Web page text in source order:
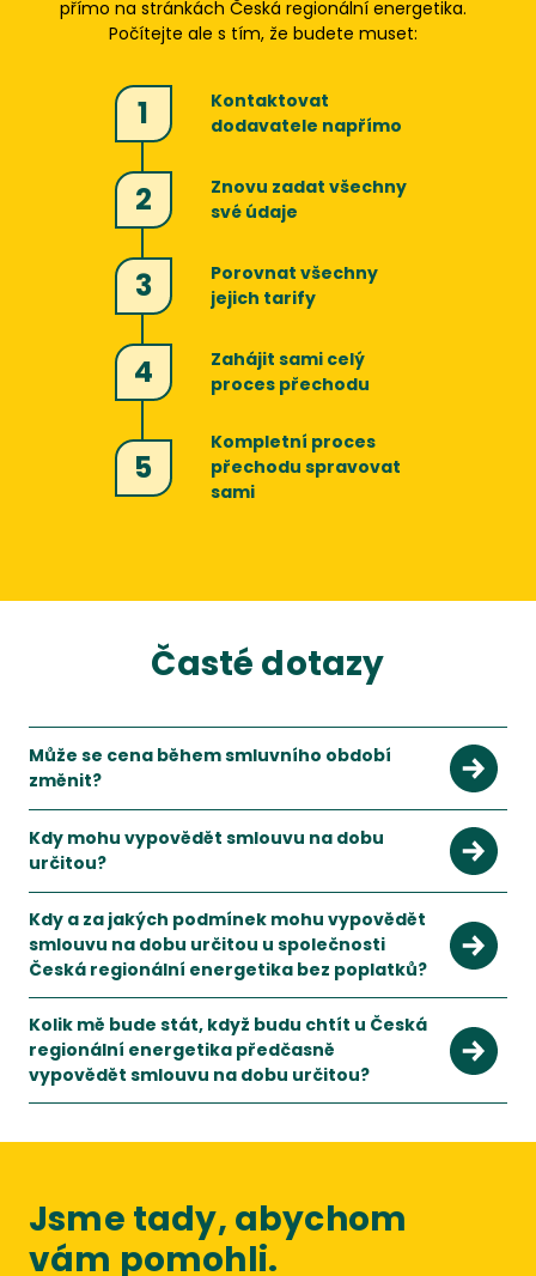
přímo na stránkách Česká regionální energetika.
Počítejte ale s tím, že budete muset:
1
Kontaktovat
dodavatele napřímo
2
Znovu zadat všechny
své údaje
3
Porovnat všechny
jejich tarify
4
Zahájit sami celý
proces přechodu
5
Kompletní proces
přechodu spravovat
sami
Časté dotazy
Může se cena během smluvního období
změnit?
Nemůže. Dodavatel vám garantuje stejné ceny po celou
Kdy mohu vypovědět smlouvu na dobu
určitou?
S novelou energetického zákona k 1.1.2022 jsou
Kdy a za jakých podmínek mohu vypovědět
smlouvu na dobu určitou u společnosti
Česká regionální energetika bez poplatků?
S novelou energetického zákona k 1.1.2022 jsou
Kolik mě bude stát, když budu chtít u Česká
regionální energetika předčasně
vypovědět smlouvu na dobu určitou?
Při předčasném vypovězení smlouvy budete muset zaplatit
Jsme tady, abychom
vám pomohli.